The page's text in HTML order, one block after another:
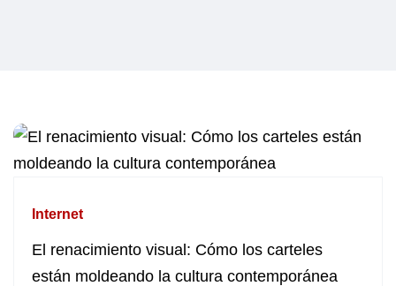
Internet
El renacimiento visual: Cómo los carteles
están moldeando la cultura contemporánea